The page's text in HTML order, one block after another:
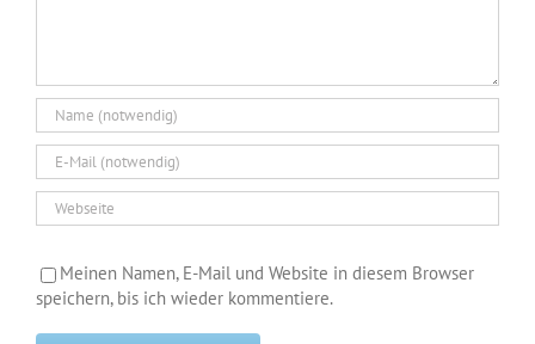
Meinen Namen, E-Mail und Website in diesem Browser
speichern, bis ich wieder kommentiere.